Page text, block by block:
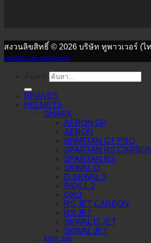
สงวนลิขสิทธิ์ © 2026 บริษัท ทูพาวเวอร์ (ไ
POWERED BY DESIGNLNW
BRANDS
HELMETS
SHARK
AERON GP
AERON
SPARTAN GT PRO
SPARTAN RS CARBON
SPARTAN RS
SKWAL I3
D-SKWAL 3
RIDILL 2
OXO
RS JET CARBON
RS JET
SKWAL I3 JET
SKWAL JET
NOLAN